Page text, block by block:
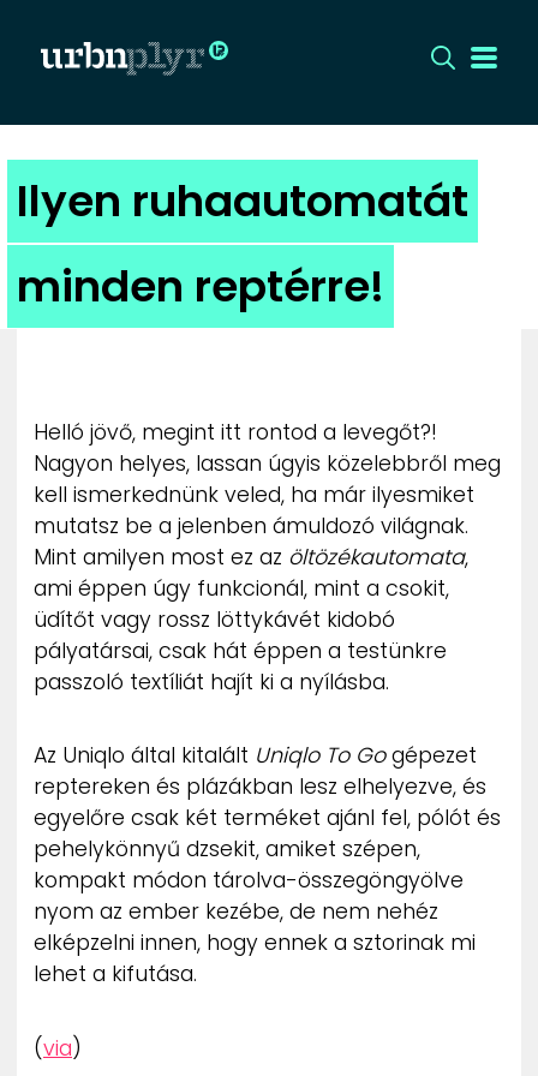
CÍMLAP
DIZÁJN
DIVAT
KULT
UTCA
ZENE
MÉDIAAJÁNLAT
IMPRESSZUM
PR-ARCHÍVUM
ADATKEZELÉSI TÁJÉKOZTATÓ
Ilyen ruhaautomatát
minden reptérre!
Helló jövő, megint itt rontod a levegőt?!
Nagyon helyes, lassan úgyis közelebbről meg
kell ismerkednünk veled, ha már ilyesmiket
mutatsz be a jelenben ámuldozó világnak.
Mint amilyen most ez az öltözékautomata,
ami éppen úgy funkcionál, mint a csokit,
üdítőt vagy rossz löttykávét kidobó
pályatársai, csak hát éppen a testünkre
passzoló textíliát hajít ki a nyílásba.
Az Uniqlo által kitalált Uniqlo To Gogépezet
reptereken és plázákban lesz elhelyezve, és
egyelőre csak két terméket ajánl fel, pólót és
pehelykönnyű dzsekit, amiket szépen,
kompakt módon tárolva-összegöngyölve
nyom az ember kezébe, de nem nehéz
elképzelni innen, hogy ennek a sztorinak mi
lehet a kifutása.
(via)